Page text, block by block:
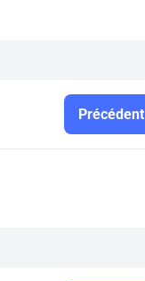
Précédent